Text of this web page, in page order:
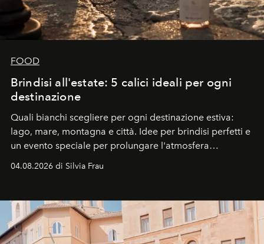
FOOD
Brindisi all'estate: 5 calici ideali per ogni
destinazione
Quali bianchi scegliere per ogni destinazione estiva:
lago, mare, montagna e città. Idee per brindisi perfetti e
un evento speciale per prolungare l'atmosfera
04.08.2026 di Silvia Frau